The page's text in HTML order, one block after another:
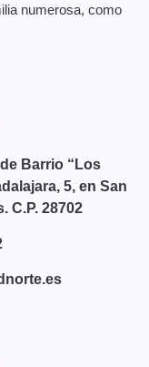
numerosa, como
Barrio “Los
5, en San
C.P. 28702